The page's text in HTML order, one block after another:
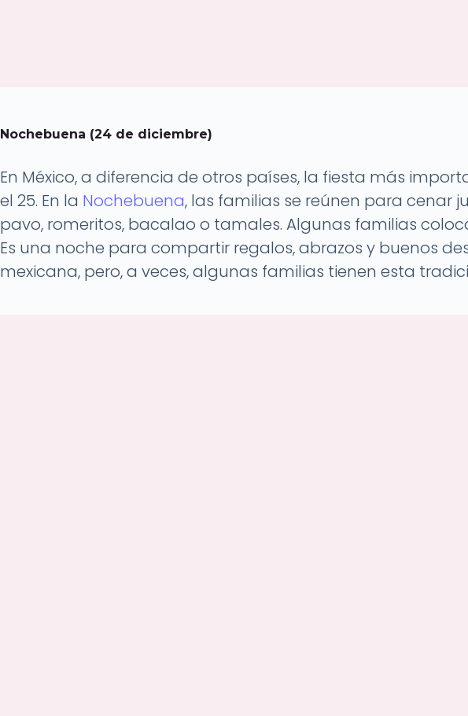
Nochebuena (24 de diciembre)
En México, a diferencia de otros países, la fiesta más
el 25. En la Nochebuena, las familias se reúnen para cenar
pavo, romeritos, bacalao o tamales. Algunas familias
Es una noche para compartir regalos, abrazos y buenos
mexicana, pero, a veces, algunas familias tienen esta